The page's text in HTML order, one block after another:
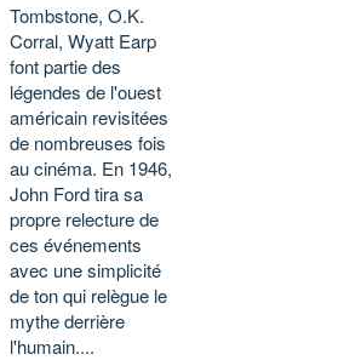
Tombstone, O.K.
Corral, Wyatt Earp
font partie des
légendes de l'ouest
américain revisitées
de nombreuses fois
au cinéma. En 1946,
John Ford tira sa
propre relecture de
ces événements
avec une simplicité
de ton qui relègue le
mythe derrière
l'humain....